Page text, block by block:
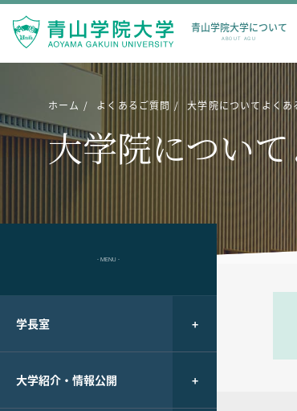
青山学院大学について
ABOUT AGU
ホーム よくあるご質問 大学院についてよくあ
大学院につい
- MENU -
学長室
大学紹介・情報公開